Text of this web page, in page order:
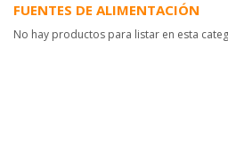
FUENTES DE ALIMENTACIÓN
No hay productos para listar en esta